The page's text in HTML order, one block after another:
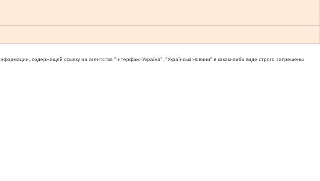
содержащей ссылку на агентства "Iнтерфакс-Україна", "Українськi Новини" в каком-либо виде строго запрещены